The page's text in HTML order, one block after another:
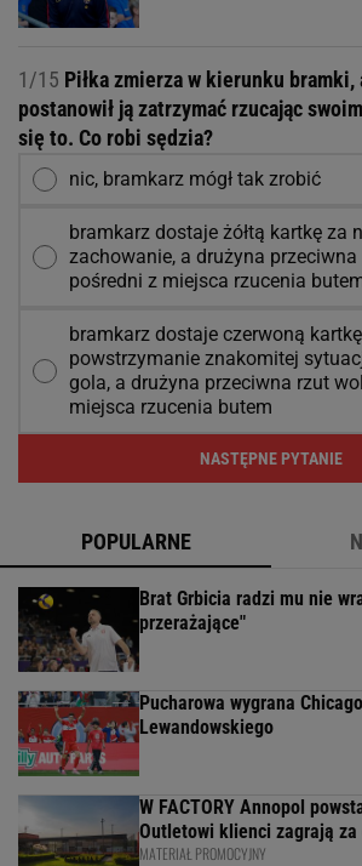
1/15 Piłka zmierza w kierunku bramki,
postanowił ją zatrzymać rzucając
się to. Co robi sędzia?
nic, bramkarz mógł tak zrobić
bramkarz dostaje żółtą kartkę za
zachowanie, a drużyna
pośredni z miejsca rzucenia
bramkarz dostaje czerwoną
powstrzymanie znakomitej
gola, a drużyna przeciwna rzut
miejsca rzucenia butem
NASTĘPNE PYTANIE
POPULARNE
Brat Grbicia radzi mu nie
przerażające"
Pucharowa wygrana
Lewandowskiego
W FACTORY Annopol
Outletowi klienci zagrają za
MATERIAŁ PROMOCYJNY